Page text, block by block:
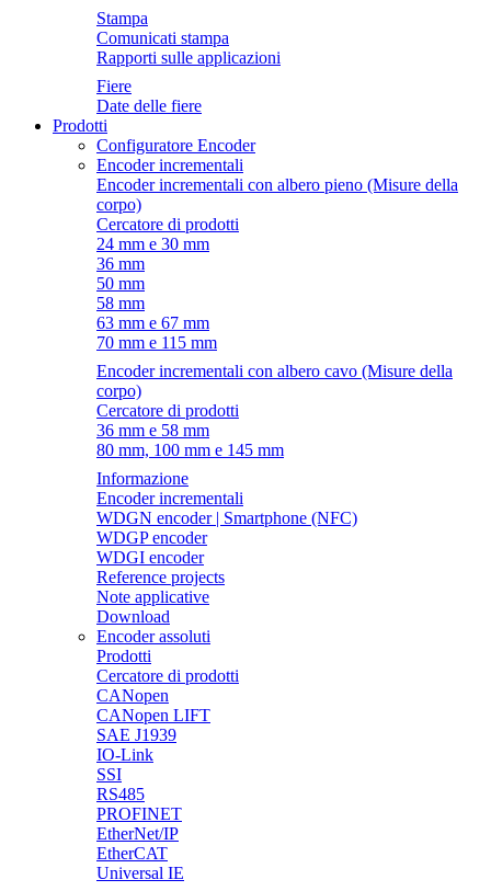
Stampa
Comunicati stampa
Rapporti sulle applicazioni
Fiere
Date delle fiere
Prodotti
Configuratore Encoder
Encoder incrementali
Encoder incrementali con albero pieno (Misure della
corpo)
Cercatore di prodotti
24 mm e 30 mm
36 mm
50 mm
58 mm
63 mm e 67 mm
70 mm e 115 mm
Encoder incrementali con albero cavo (Misure della
corpo)
Cercatore di prodotti
36 mm e 58 mm
80 mm, 100 mm e 145 mm
Informazione
Encoder incrementali
WDGN encoder | Smartphone (NFC)
WDGP encoder
WDGI encoder
Reference projects
Note applicative
Download
Encoder assoluti
Prodotti
Cercatore di prodotti
CANopen
CANopen LIFT
SAE J1939
IO-Link
SSI
RS485
PROFINET
EtherNet/IP
EtherCAT
Universal IE